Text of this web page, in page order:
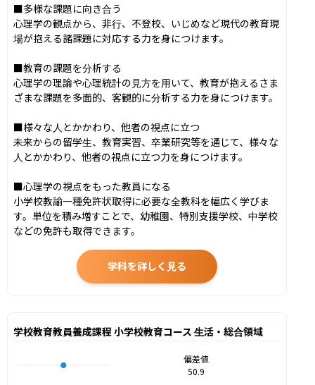
■多様な課題に向き合う
心理学の観点から、非行、不登校、いじめなど現代の教育現
場が抱える諸課題に対応する力を身につけます。
■教育の課題を分析する
心理学の理論や心理統計の見方を用いて、教育が抱えるさま
ざまな課題を多面的、客観的に分析する力を身につけます。
■様々な人とかかわり、他者の視点に立つ
未来からの留学生、教育実習、卒業研究等を通じて、様々な
人とかかわり、他者の視点に立つ力を身につけます。
■心理学の視点をもった教員になる
小学校教諭一種免許状取得に必要な全教科を幅広く学びま
す。単位を積み増すことで、幼稚園、特別支援学校、中学校
などの免許も取得できます。
学科を詳しく見る
学校教育教員養成課程 小学校教育コース 生活・総合領域
偏差値
50.9